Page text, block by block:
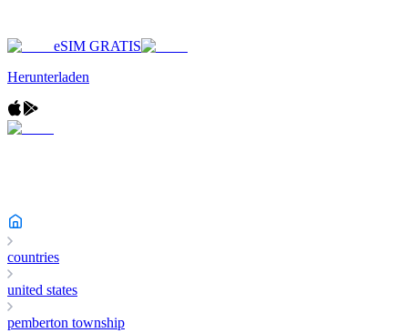
eSIM GRATIS
Herunterladen
countries
united states
pemberton township